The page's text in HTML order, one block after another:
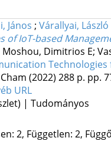
János ; Várallyai, László
of IoT-based
Dimitrios E;
(2022) 288 p. pp.
URL
| Tudományos
2, Független: 2,